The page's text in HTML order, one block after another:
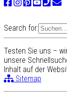
Search for:
Testen Sie uns –
unsere
Inhalt auf der
Sitemap